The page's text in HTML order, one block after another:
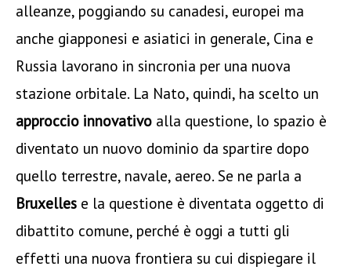
alleanze, poggiando su canadesi, europei ma
anche giapponesi e asiatici in generale, Cina e
Russia lavorano in sincronia per una nuova
stazione orbitale. La Nato, quindi, ha scelto un
approccio innovativo alla questione, lo spazio è
diventato un nuovo dominio da spartire dopo
quello terrestre, navale, aereo. Se ne parla a
Bruxelles e la questione è diventata oggetto di
dibattito comune, perché è oggi a tutti gli
effetti una nuova frontiera su cui dispiegare il